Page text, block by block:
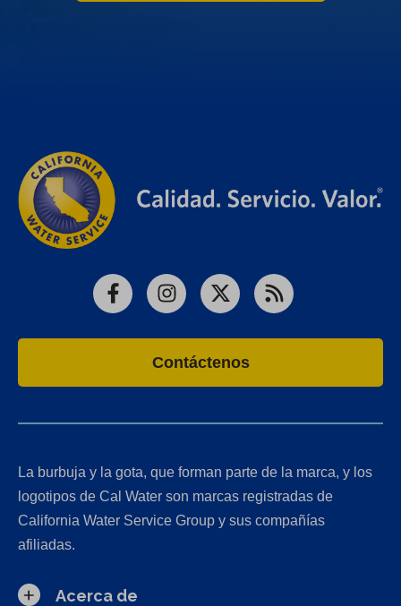
FacebookInstagram
X RSS
Contáctenos
La burbuja y la gota, que forman parte de la marca, y los
logotipos de Cal Water son marcas registradas de
California Water Service Group y sus compañías
afiliadas.
Acerca de